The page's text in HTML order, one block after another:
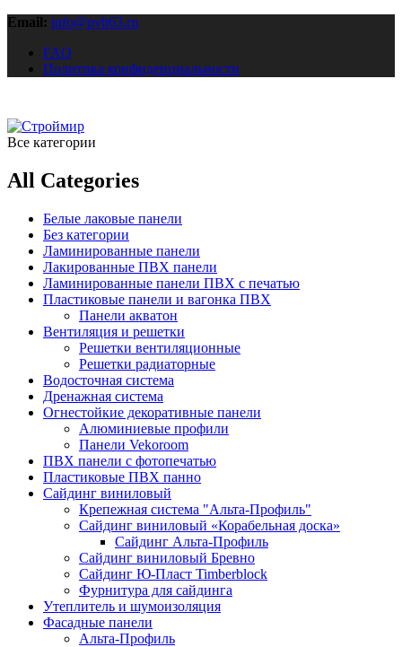
Email: info@pvh63.ru
FAQ
Политика конфиденциальности
Все категории
All Categories
Белые лаковые панели
Без категории
Ламинированные панели
Лакированные ПВХ панели
Ламинированные панели ПВХ с печатью
Пластиковые панели и вагонка ПВХ
Панели акватон
Вентиляция и решетки
Решетки вентиляционные
Решетки радиаторные
Водосточная система
Дренажная система
Огнестойкие декоративные панели
Алюминиевые профили
Панели Vekoroom
ПВХ панели с фотопечатью
Пластиковые ПВХ панно
Сайдинг виниловый
Крепежная система "Альта-Профиль"
Сайдинг виниловый «Корабельная доска»
Сайдинг Альта-Профиль
Сайдинг виниловый Бревно
Сайдинг Ю-Пласт Timberblock
Фурнитура для сайдинга
Утеплитель и шумоизоляция
Фасадные панели
Альта-Профиль